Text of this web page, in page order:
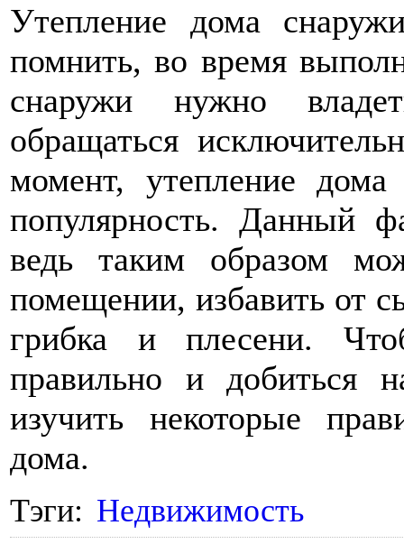
Утепление дома
помнить, во время
снаружи нужно
обращаться
момент, утепление
популярность. Данный
ведь таким образом
помещении, избавить от
грибка и плесени.
правильно и добиться
изучить некоторые
дома.
Тэги: Недвижимость